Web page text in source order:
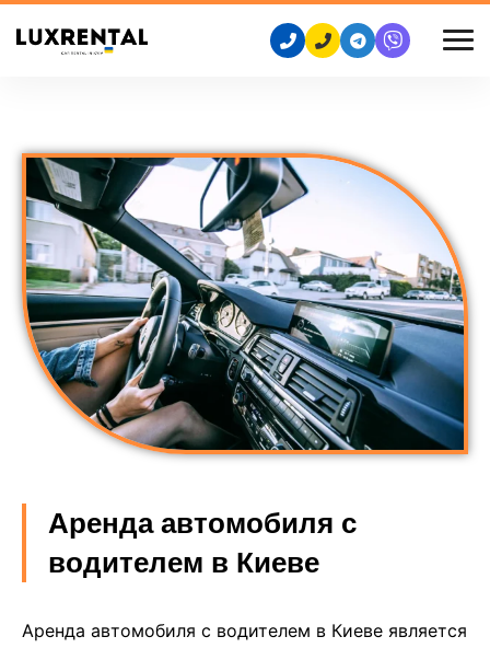
Аренда автомобиля с
водителем в Киеве
Аренда автомобиля с водителем в Киеве является